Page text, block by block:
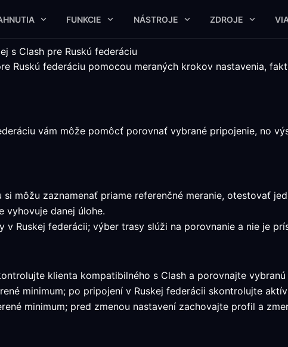
FUNKCIE NÁSTROJE ZDROJE
s Clash pre Ruskú federáciu
Ruskú federáciu pomocou meraných krokov nastavenia,
vám môže pomôcť porovnať vybrané pripojenie, no
si môžu zaznamenať priame referenčné meranie, otestovať
vyhovuje danej úlohe.
v Ruskej federácii; výber trasy slúži na porovnanie a nie je
klienta kompatibilného s Clash a porovnajte
minimum; po pripojení v Ruskej federácii skontrolujte
minimum; pred zmenou nastavení zachovajte profil a